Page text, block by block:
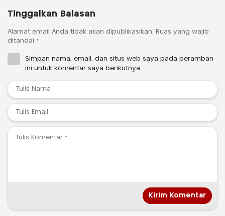
Tinggalkan Balasan
Alamat email Anda tidak akan dipublikasikan. Ruas yang wajib
ditandai *
Simpan nama, email, dan situs web saya pada peramban
ini untuk komentar saya berikutnya.